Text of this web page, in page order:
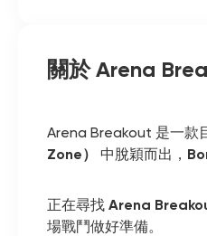
關於 Arena
Arena Breakout 是一款
Zone）
中脫穎而出，
正在尋找 Arena
場戰鬥做好準備。